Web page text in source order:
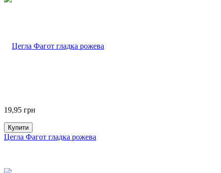
19,95 грн
Купити
Цегла Фагот гладка рожева